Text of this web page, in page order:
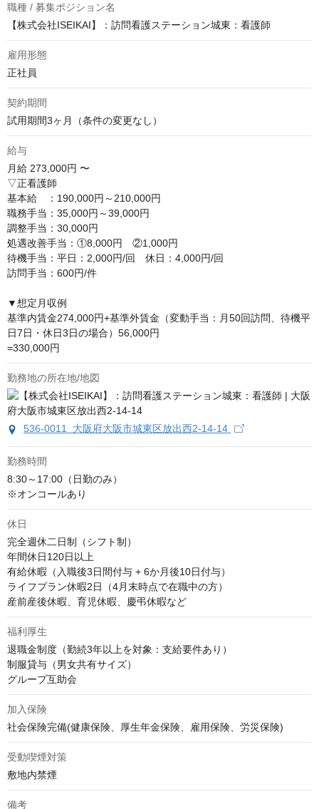
職種 / 募集ポジション名
【株式会社ISEIKAI】：訪問看護ステーション城東：看護師
雇用形態
正社員
契約期間
試用期間3ヶ月（条件の変更なし）
給与
月給 273,000円 〜
▽正看護師
基本給　：190,000円～210,000円
職務手当：35,000円～39,000円
調整手当：30,000円
処遇改善手当：①8,000円　②1,000円
待機手当：平日：2,000円/回　休日：4,000円/回
訪問手当：600円/件
▼想定月収例
基準内賃金274,000円+基準外賃金（変動手当：月50回訪問、待機平
日7日・休日3日の場合）56,000円
=330,000円
勤務地の所在地/地図
536-0011 大阪府大阪市城東区放出西2-14-14
勤務時間
8:30～17:00（日勤のみ）
※オンコールあり
休日
完全週休二日制（シフト制）
年間休日120日以上
有給休暇（入職後3日間付与 + 6か月後10日付与）
ライフプラン休暇2日（4月末時点で在職中の方）
産前産後休暇、育児休暇、慶弔休暇など
福利厚生
退職金制度（勤続3年以上を対象：支給要件あり）
制服貸与（男女共有サイズ）
グループ互助会
加入保険
社会保険完備(健康保険、厚生年金保険、雇用保険、労災保険)
受動喫煙対策
敷地内禁煙
備考